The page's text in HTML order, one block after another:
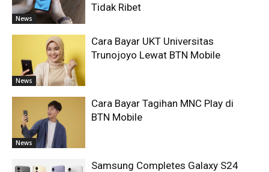
News
Tidak Ribet
News
Cara Bayar UKT Universitas
Trunojoyo Lewat BTN Mobile
News
Cara Bayar Tagihan MNC Play di
BTN Mobile
Samsung Completes Galaxy S24